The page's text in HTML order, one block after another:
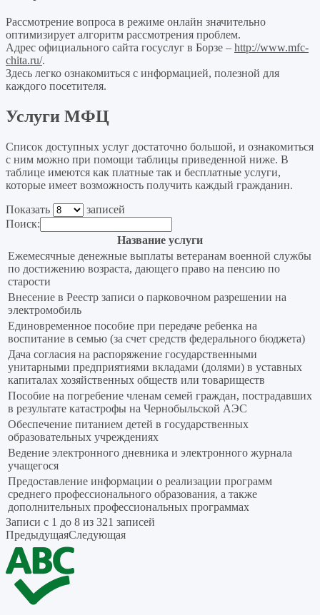
Рассмотрение вопроса в режиме онлайн значительно
оптимизирует алгоритм рассмотрения проблем.
Адрес официального сайта госуслуг в Борзе – http://www.mfc-
chita.ru/.
Здесь легко ознакомиться с информацией, полезной для
каждого посетителя.
Услуги МФЦ
Список доступных услуг достаточно большой, и ознакомиться
с ним можно при помощи таблицы приведенной ниже. В
таблице имеются как платные так и бесплатные услуги,
которые имеет возможность получить каждый гражданин.
Показать
записей
Поиск:
Название услуги
Ежемесячные денежные выплаты ветеранам военной службы
по достижению возраста, дающего право на пенсию по
старости
Внесение в Реестр записи о парковочном разрешении на
электромобиль
Единовременное пособие при передаче ребенка на
воспитание в семью (за счет средств федерального бюджета)
Дача согласия на распоряжение государственными
унитарными предприятиями вкладами (долями) в уставных
капиталах хозяйственных обществ или товариществ
Пособие на погребение членам семей граждан, пострадавших
в результате катастрофы на Чернобыльской АЭС
Обеспечение питанием детей в государственных
образовательных учреждениях
Ведение электронного дневника и электронного журнала
учащегося
Предоставление информации о реализации программ
среднего профессионального образования, а также
дополнительных профессиональных программах
Записи с 1 до 8 из 321 записей
ПредыдущаяСледующая